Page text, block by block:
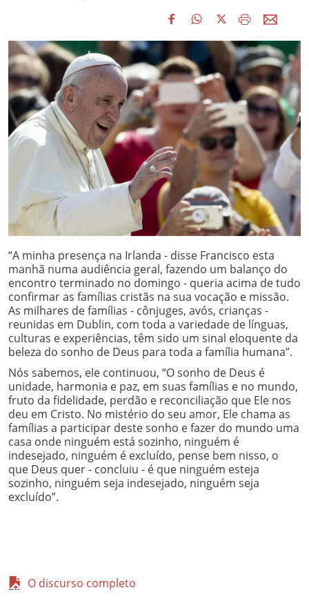
“A minha presença na Irlanda - disse Francisco esta
manhã numa audiência geral, fazendo um balanço do
encontro terminado no domingo - queria acima de tudo
confirmar as famílias cristãs na sua vocação e missão.
As milhares de famílias - cônjuges, avós, crianças -
reunidas em Dublin, com toda a variedade de línguas,
culturas e experiências, têm sido um sinal eloquente da
beleza do sonho de Deus para toda a família humana”.
Nós sabemos, ele continuou, “O sonho de Deus é
unidade, harmonia e paz, em suas famílias e no mundo,
fruto da fidelidade, perdão e reconciliação que Ele nos
deu em Cristo. No mistério do seu amor, Ele chama as
famílias a participar deste sonho e fazer do mundo uma
casa onde ninguém está sozinho, ninguém é
indesejado, ninguém é excluído, pense bem nisso, o
que Deus quer - concluiu - é que ninguém esteja
sozinho, ninguém seja indesejado, ninguém seja
excluído”.
O discurso completo